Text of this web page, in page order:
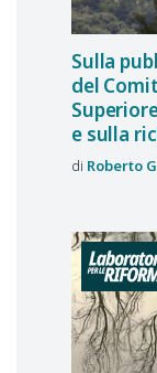
Sulla
del
e sulla
Roberto